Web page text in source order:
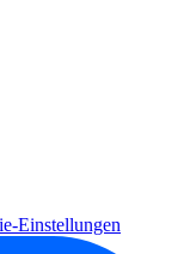
Einstellungen